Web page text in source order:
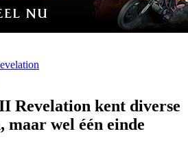
Revelation kent diverse
maar wel één einde